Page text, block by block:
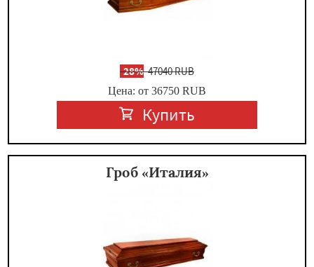
-28%47040 RUB
Цена: от 36750 RUB
Купить
Гроб «Италия»